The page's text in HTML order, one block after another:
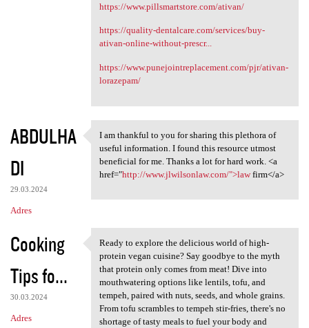
https://www.pillsmartstore.com/ativan/
https://quality-dentalcare.com/services/buy-
ativan-online-without-prescr...
https://www.punejointreplacement.com/pjr/ativan-
lorazepam/
ABDULHA
DI
29.03.2024
Adres
I am thankful to you for
I am thankful to you for sharing this plethora of
useful information. I found this resource utmost
beneficial for me. Thanks a lot for hard work. <a
href="http://www.jlwilsonlaw.com/">lawfirm</a>
Cooking
Tips fo...
30.03.2024
Adres
Ready to explore the
Ready to explore the delicious world of high-
protein vegan cuisine? Say goodbye to the myth
that protein only comes from meat! Dive into
mouthwatering options like lentils, tofu, and
tempeh, paired with nuts, seeds, and whole grains.
From tofu scrambles to tempeh stir-fries, there's no
shortage of tasty meals to fuel your body and